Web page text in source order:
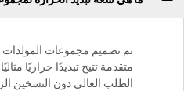
تم تصميم مجموعات المولدات
متقدمة تتيح تبديدًا حراريًا
الطلب العالي دون التسخين